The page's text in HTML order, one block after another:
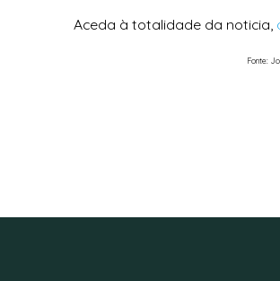
Aceda à totalidade da noticia,
Fonte: